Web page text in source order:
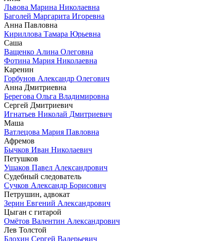
Львова Марина Николаевна
Баголей Маргарита Игоревна
Анна Павловна
Кириллова Тамара Юрьевна
Саша
Ващенко Алина Олеговна
Фотина Мария Николаевна
Каренин
Горбунов Александр Олегович
Анна Дмитриевна
Берегова Ольга Владимировна
Сергей Дмитриевич
Игнатьев Николай Дмитриевич
Маша
Ватлецова Мария Павловна
Афремов
Бычков Иван Николаевич
Петушков
Ушаков Павел Александрович
Судебный следователь
Сучков Александр Борисович
Петрушин, адвокат
Зерин Евгений Александрович
Цыган с гитарой
Омётов Валентин Александрович
Лев Толстой
Блохин Сергей Валерьевич